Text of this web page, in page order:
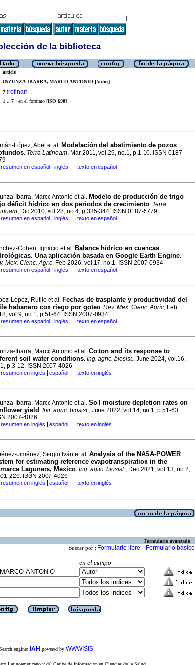
de la biblioteca
article
INZUNZA-IBARRA, MARCO ANTONIO [Autor]
7 [refinar]
1 .. 7 en el formato [ISO 690]
López, Abel et al. Modelación del abatimiento de pozos
. Terra Latinoam, Mar 2011, vol.29, no.1, p.1-10. ISSN 0187-
resumen en español inglés · texto en español
Ibarra, Marco Antonio et al. Modelo de producción de trigo
déficit hídrico en dos períodos de crecimiento. Terra
, Dic 2010, vol.28, no.4, p.335-344. ISSN 0187-5779
resumen en español inglés · texto en español
Cohen, Ignacio et al. Balance hídrico en cuencas
Una aplicación basada en Google Earth Engine.
Mex. Cienc. Agríc, Feb 2026, vol.17, no.1. ISSN 2007-0934
resumen en español inglés · texto en español
López, Rutilo et al. Fechas de trasplante y productividad del
habanero con riego por goteo. Rev. Mex. Cienc. Agríc, Feb
vol.9, no.1, p.51-64. ISSN 2007-0934
resumen en español inglés · texto en español
Ibarra, Marco Antonio et al. Cotton and its response to
soil water conditions. Ing. agric. biosist., June 2024, vol.16,
p.3-12. ISSN 2007-4026
resumen en inglés español · texto en inglés
Ibarra, Marco Antonio et al. Soil moisture depletion rates on
yield . Ing. agric. biosist., June 2022, vol.14, no.1, p.51-63.
2007-4026
resumen en inglés español · texto en inglés
Jiménez, Sergio Iván et al. Analysis of the NASA-POWER
for estimating reference evapotranspiration in the
Lagunera, Mexico. Ing. agric. biosist., Dec 2021, vol.13, no.2,
226. ISSN 2007-4026
resumen en inglés español · texto en inglés
Formulario avanzado
Buscar por : Formulario libre Formulario básico
en el campo
Search engine: iAH powered by WWWISIS
Latinoamericano y del Caribe de Información en Ciencias de la Salud